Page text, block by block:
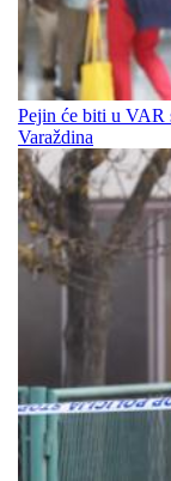
Pejin će biti u VAR
Varaždina